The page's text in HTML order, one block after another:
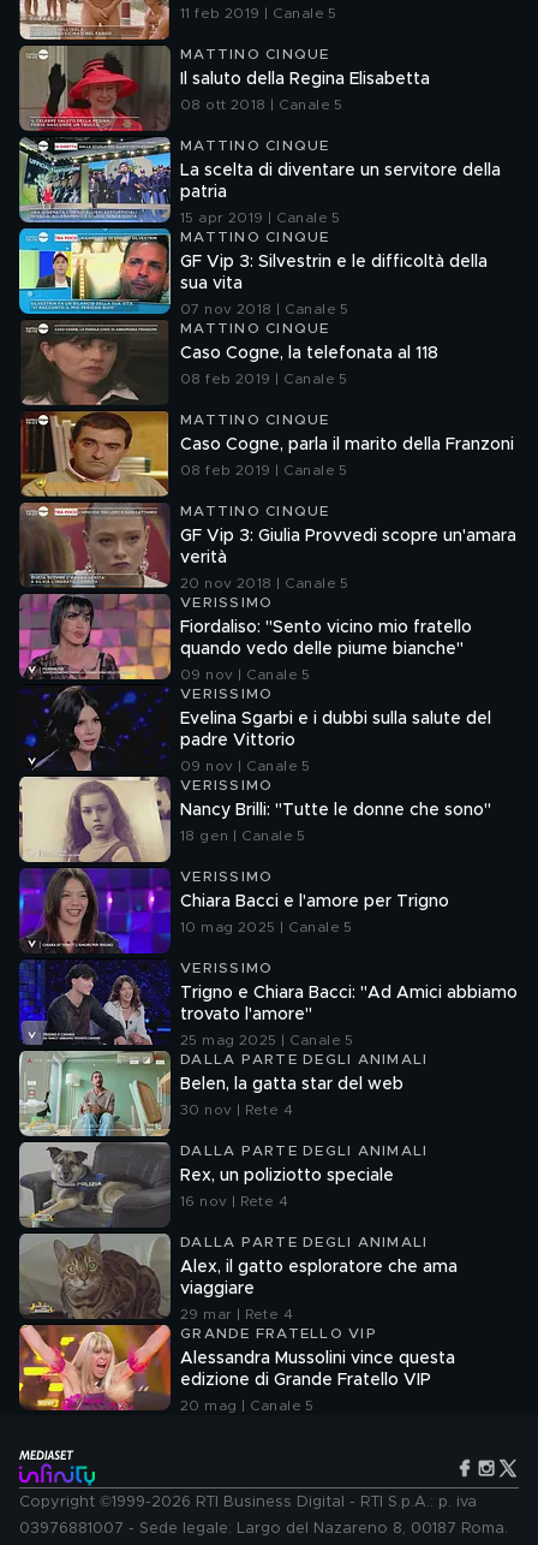
11 feb 2019 | Canale 5
MATTINO CINQUE
Il saluto della Regina Elisabetta
08 ott 2018 | Canale 5
MATTINO CINQUE
La scelta di diventare un servitore della
patria
15 apr 2019 | Canale 5
MATTINO CINQUE
GF Vip 3: Silvestrin e le difficoltà della
sua vita
07 nov 2018 | Canale 5
MATTINO CINQUE
Caso Cogne, la telefonata al 118
08 feb 2019 | Canale 5
MATTINO CINQUE
Caso Cogne, parla il marito della Franzoni
08 feb 2019 | Canale 5
MATTINO CINQUE
GF Vip 3: Giulia Provvedi scopre un'amara
verità
20 nov 2018 | Canale 5
VERISSIMO
Fiordaliso: "Sento vicino mio fratello
quando vedo delle piume bianche"
09 nov | Canale 5
VERISSIMO
Evelina Sgarbi e i dubbi sulla salute del
padre Vittorio
09 nov | Canale 5
VERISSIMO
Nancy Brilli: "Tutte le donne che sono"
18 gen | Canale 5
VERISSIMO
Chiara Bacci e l'amore per Trigno
10 mag 2025 | Canale 5
VERISSIMO
Trigno e Chiara Bacci: "Ad Amici abbiamo
trovato l'amore"
25 mag 2025 | Canale 5
DALLA PARTE DEGLI ANIMALI
Belen, la gatta star del web
30 nov | Rete 4
DALLA PARTE DEGLI ANIMALI
Rex, un poliziotto speciale
16 nov | Rete 4
DALLA PARTE DEGLI ANIMALI
Alex, il gatto esploratore che ama
viaggiare
29 mar | Rete 4
GRANDE FRATELLO VIP
Alessandra Mussolini vince questa
edizione di Grande Fratello VIP
20 mag | Canale 5
Copyright ©1999-2026 RTI Business Digital - RTI S.p.A.: p. iva
03976881007 - Sede legale: Largo del Nazareno 8, 00187 Roma.